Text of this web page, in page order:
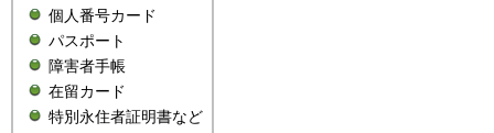
個人番号カード
パスポート
障害者手帳
在留カード
特別永住者証明書など